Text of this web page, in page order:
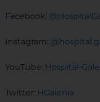
Facebook:
Instagram:
YouTube: Hospital-
Twitter: HGalenia